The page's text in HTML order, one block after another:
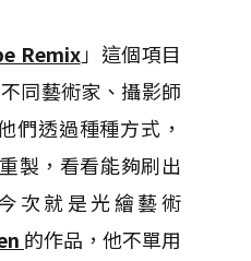
Remix」這個項目
同藝術家、攝影師
們透過種種方式，
製，看看能夠刷出
次就是光繪藝術
的作品，他不單用